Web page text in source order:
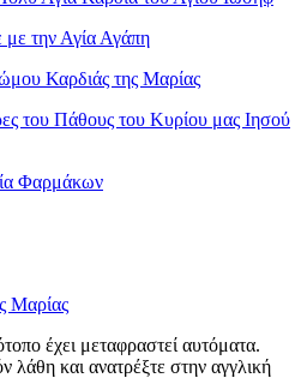
την Αγία Αγάπη
Καρδιάς της Μαρίας
του Πάθους του Κυρίου μας Ιησού
Φαρμάκων
Μαρίας
έχει μεταφραστεί αυτόματα.
και ανατρέξτε στην αγγλική